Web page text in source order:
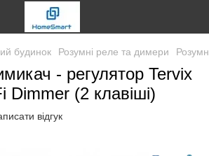
будинок Розумні реле та димери
- регулятор Tervix
Dimmer (2 клавіші)
відгук